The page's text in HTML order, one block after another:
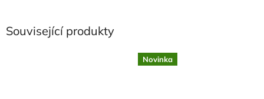
Související produkty
Novinka